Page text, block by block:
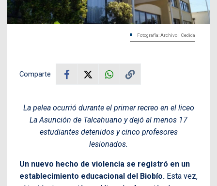
Fotografía: Archivo | Cedida
Comparte
La pelea ocurrió durante el primer recreo en el liceo
La Asunción de Talcahuano y dejó al menos 17
estudiantes detenidos y cinco profesores
lesionados.
Un nuevo hecho de violencia se registró en un
establecimiento educacional del Biobío. Esta vez,